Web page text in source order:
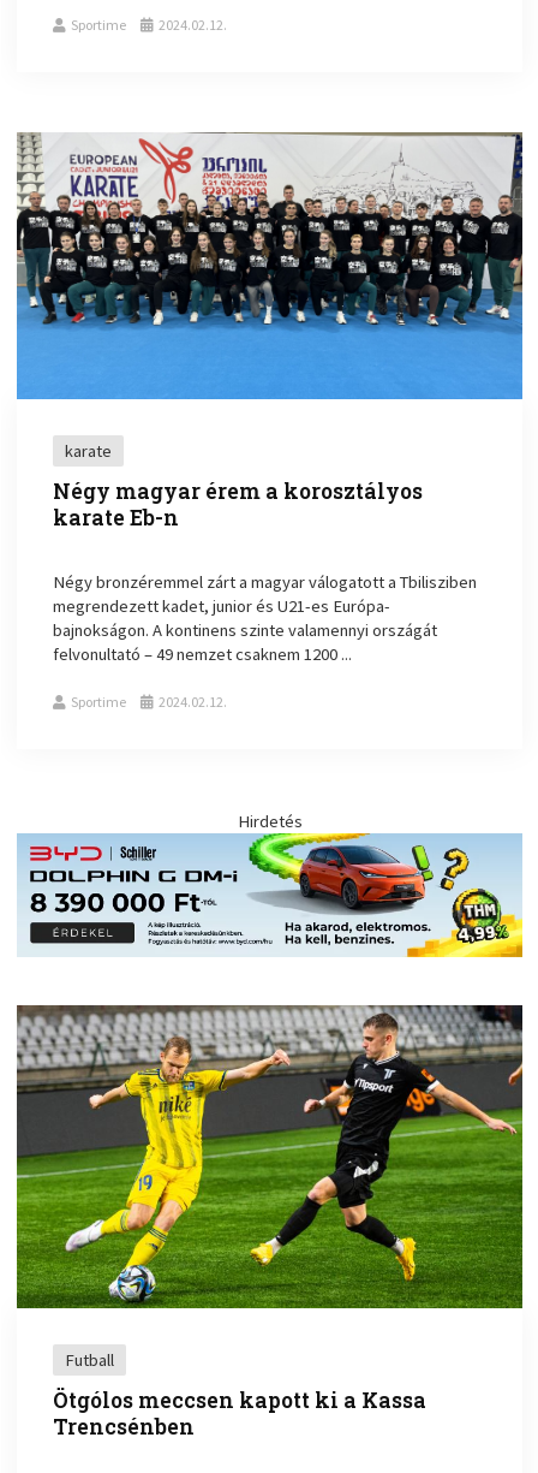
Sportime 2024.02.12.
karate
Négy magyar érem a korosztályos
karate Eb-n
Négy bronzéremmel zárt a magyar válogatott a Tbilisziben
megrendezett kadet, junior és U21-es Európa-
bajnokságon. A kontinens szinte valamennyi országát
felvonultató – 49 nemzet csaknem 1200 ...
Sportime 2024.02.12.
Hirdetés
Futball
Ötgólos meccsen kapott ki a Kassa
Trencsénben